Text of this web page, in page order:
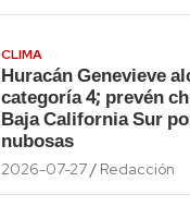
CLIMA
Huracán Genevieve
categoría 4; prevén
Baja California Sur
nubosas
2026-07-27 Redacción